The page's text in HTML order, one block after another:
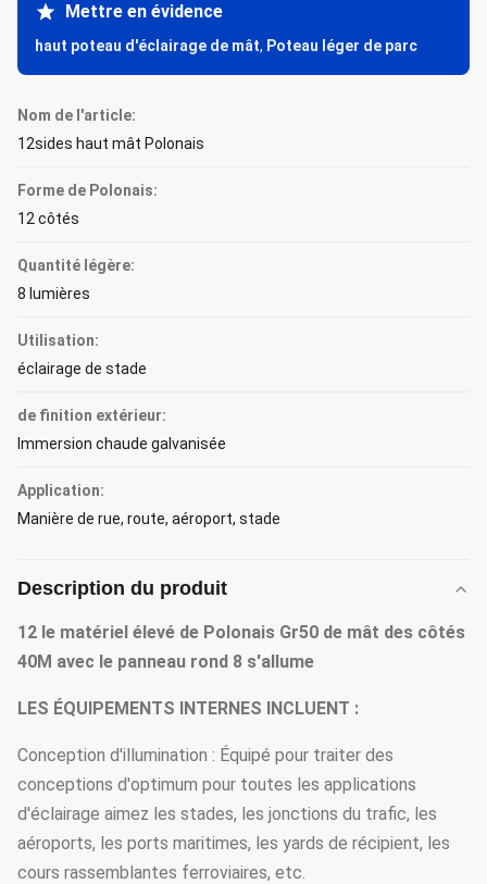
Mettre en évidence
haut poteau d'éclairage de mât, Poteau léger de parc
Nom de l'article:
12sides haut mât Polonais
Forme de Polonais:
12 côtés
Quantité légère:
8 lumières
Utilisation:
éclairage de stade
de finition extérieur:
Immersion chaude galvanisée
Application:
Manière de rue, route, aéroport, stade
Description du produit
12 le matériel élevé de Polonais Gr50 de mât des côtés
40M avec le panneau rond 8 s'allume
LES ÉQUIPEMENTS INTERNES INCLUENT :
Conception d'illumination : Équipé pour traiter des
conceptions d'optimum pour toutes les applications
d'éclairage aimez les stades, les jonctions du trafic, les
aéroports, les ports maritimes, les yards de récipient, les
cours rassemblantes ferroviaires, etc.